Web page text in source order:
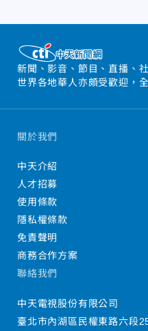
新聞、影音、節目、直播、
世界各地華人亦頗受歡迎，
關於我們
中天介紹
人才招募
使用條款
隱私權條款
免責聲明
商務合作方案
聯絡我們
中天電視股份有限公司
臺北市內湖區民權東路六段